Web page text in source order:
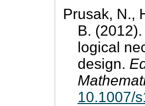
Prusak, N.,
B.
logical
design.
10.1007/